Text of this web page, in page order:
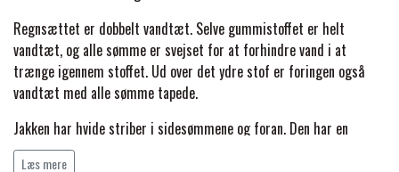
SKO & SMEDEVÆRKTØJ
PONYTRAV
MONTÉ
TERAPI
PREMIER EQUINE GRIMER & TRÆKTOV
PREMIER EQUINE TRENSE & TILBEHØR
EMIN
FENWICK LIQUID TITANIUM®
FINNTACK
Regnsættet er dobbelt vandtæt. Selve gummistoffet er helt
vandtæt, og alle sømme er svejset for at forhindre vand i at
trænge igennem stoffet. Ud over det ydre stof er foringen også
vandtæt med alle sømme tapede.
Jakken har hvide striber i sidesømmene og foran. Den har en
længere bagdel, velcrojustering på manchetter, krave og forneden.
Læs mere